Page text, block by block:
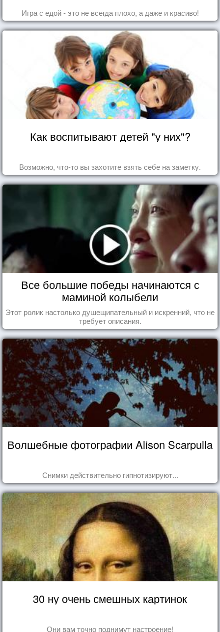
Игра с едой - это не всегда плохо, а даже и красиво!
Как воспитывают детей "у них"?
Возможно, что-то вы захотите взять себе на заметку.
Все большие победы начинаются с
маминой колыбели
Этот ролик настолько душещипательный и искренний, что не
требует описания.
Волшебные фотографии Alison Scarpulla
Снимки действительно гипнотизируют...
30 ну очень смешных картинок
Они вам точно поднимут настроение!